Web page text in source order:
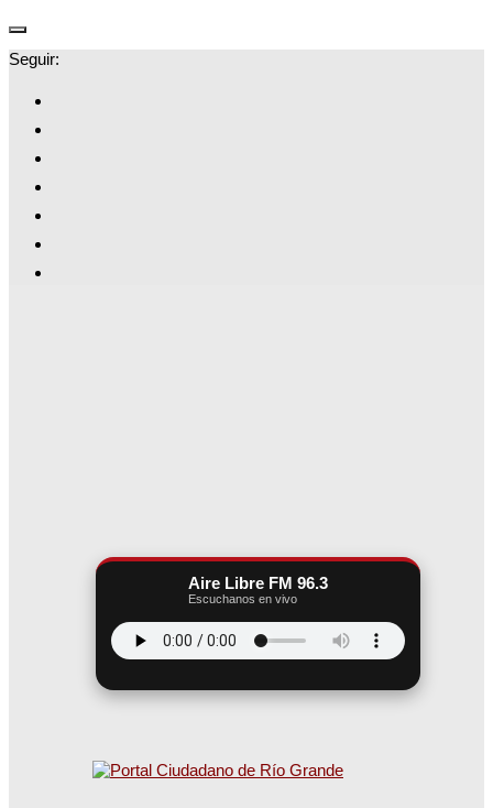
Seguir:
Aire Libre FM 96.3
Escuchanos en vivo